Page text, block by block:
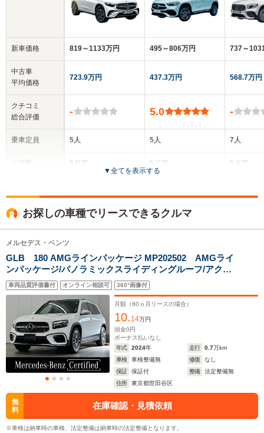
新車価格
中古車
平均価格
クチコミ
総合評価
乗車定員
ドア数
サイズ
(全長x全幅x全高)
WLTCモード
燃費
819～1133万円
723.9万円
-
5人
5ドア
全高
1.89m～1.92m
全長
4.72m～4.73m
ホイールベース
-m
11.9～18.1km/L
└市街地:9.2～
14.3km/L
└高速道路:13.4～
20.1km/L
495～806万円
437.3万円
5.0
5人
5ドア
全高
1.84m～1.85m
全長
4.42m～4.45m
14.0～16.5km/L
└市街地:10.6～
└郊外:14.3～
└高速道路:15.8～
19.0km/L
737～
568.7万円
-
7人
5ドア
全
8.5km/L
13.3km/L
▼全てを表示する
お探しの車種でリースできるクルマ
メルセデス・ベンツ
GLB 180 AMGラインパッケージ MP202502 AMGライ
ンパッケージ/パノラミックスライディングルーフ/アクテ
ィブディスタンスアシストディストロニック運転席・助
手席シートヒーター/360度カメラ/純正ドライブレコーダ
ー/アンビエントライト64色
車両品質評価書付 オンライン相談可 360°画像付
月額（60 ヵ月リースの場合）
10. 14万円
頭金0円
ボーナス払いなし
年式
2024年 走行 0.7万km
車検
車検整備無 修復
なし
保証
保証付 整備
法定整備無
住所
東京都世田谷区
無
料
在庫確認・見積依頼
※車検は納車時の車検、法定整備は納車時の法定整備となります。